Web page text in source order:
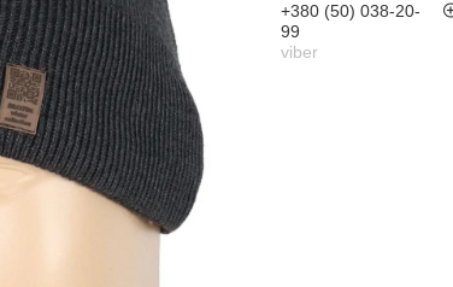
+380 (50) 038-20-
99
viber